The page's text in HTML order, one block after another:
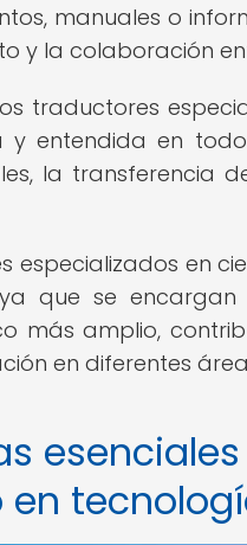
manuales o
y la colaboración
traductores
y entendida en
la transferencia
especializados en
que se
más amplio,
en diferentes
en